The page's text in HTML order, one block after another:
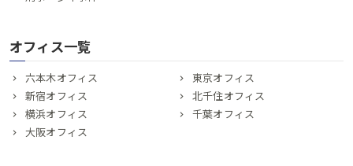
オフィス一覧
六本木オフィス
東京オフィス
新宿オフィス
北千住オフィス
横浜オフィス
千葉オフィス
大阪オフィス